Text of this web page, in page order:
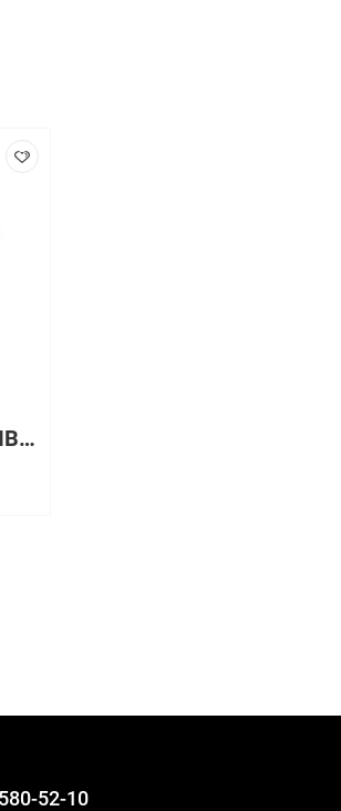
00MW025 Процессор IBM Intel Xeon E5-2695 v3 2.3GHz
52-10